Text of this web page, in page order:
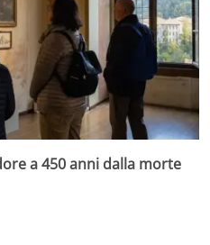
a 450 anni dalla morte